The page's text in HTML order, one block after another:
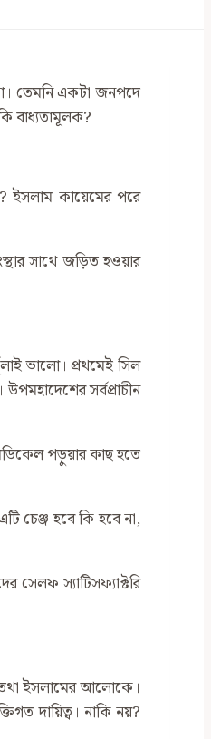
তেমনি একটা জনপদে
বাধ্যতামূলক?
ইসলাম কায়েমের পরে
সাথে জড়িত হওয়ার
ভালো। প্রথমেই সিল
সর্বপ্রাচীন
পড়ুয়ার কাছ হতে
চেঞ্জ হবে কি হবে না,
সেলফ স্যাটিসফ্যাক্টরি
ইসলামের আলোকে।
দায়িত্ব। নাকি নয়?